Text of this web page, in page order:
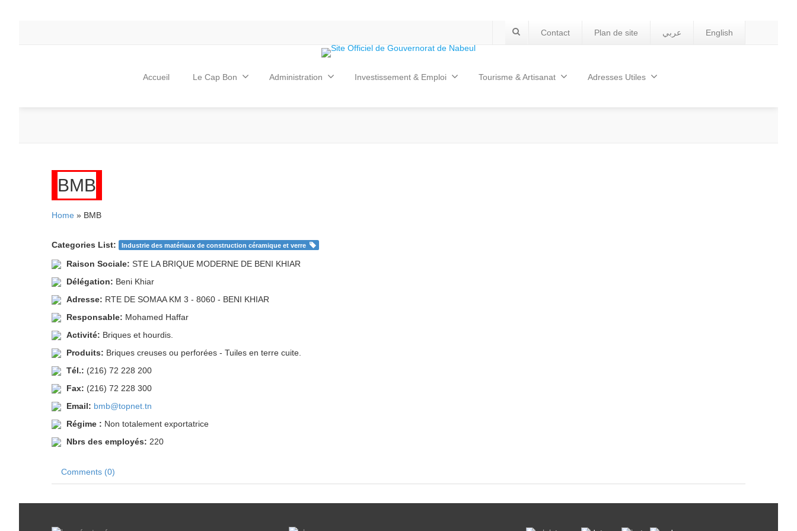
Contact Plan de site عربي English
Accueil Le Cap Bon Administration Investissement & Emploi Tourisme & Artisanat Adresses Utiles
BMB
Home » BMB
Categories List: Industrie des matériaux de construction céramique et verre
Raison Sociale: STE LA BRIQUE MODERNE DE BENI KHIAR
Délégation: Beni Khiar
Adresse: RTE DE SOMAA KM 3 - 8060 - BENI KHIAR
Responsable: Mohamed Haffar
Activité: Briques et hourdis.
Produits: Briques creuses ou perforées - Tuiles en terre cuite.
Tél.: (216) 72 228 200
Fax: (216) 72 228 300
Email: bmb@topnet.tn
Régime : Non totalement exportatrice
Nbrs des employés: 220
Comments (0)